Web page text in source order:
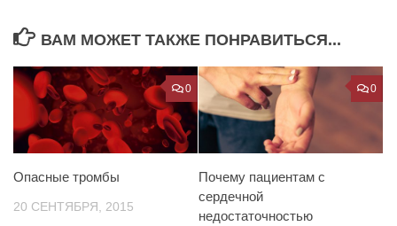
ВАМ МОЖЕТ ТАКЖЕ ПОНРАВИТЬСЯ...
0
Опасные тромбы
20 СЕНТЯБРЯ, 2015
0
Почему пациентам с
сердечной
недостаточностью